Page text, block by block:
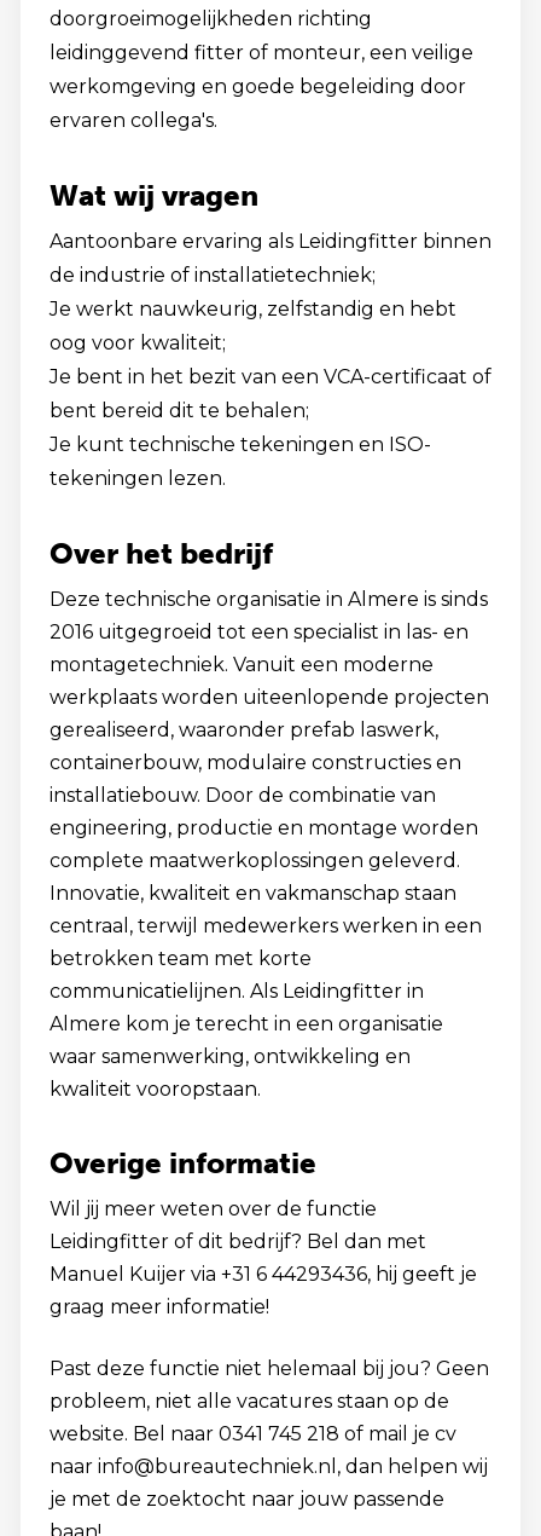
doorgroeimogelijkheden richting
leidinggevend fitter of monteur, een veilige
werkomgeving en goede begeleiding door
ervaren collega's.
Wat wij vragen
Aantoonbare ervaring als Leidingfitter binnen
de industrie of installatietechniek;
Je werkt nauwkeurig, zelfstandig en hebt
oog voor kwaliteit;
Je bent in het bezit van een VCA-certificaat of
bent bereid dit te behalen;
Je kunt technische tekeningen en ISO-
tekeningen lezen.
Over het bedrijf
Deze technische organisatie in Almere is sinds
2016 uitgegroeid tot een specialist in las- en
montagetechniek. Vanuit een moderne
werkplaats worden uiteenlopende projecten
gerealiseerd, waaronder prefab laswerk,
containerbouw, modulaire constructies en
installatiebouw. Door de combinatie van
engineering, productie en montage worden
complete maatwerkoplossingen geleverd.
Innovatie, kwaliteit en vakmanschap staan
centraal, terwijl medewerkers werken in een
betrokken team met korte
communicatielijnen. Als Leidingfitter in
Almere kom je terecht in een organisatie
waar samenwerking, ontwikkeling en
kwaliteit vooropstaan.
Overige informatie
Wil jij meer weten over de functie
Leidingfitter of dit bedrijf? Bel dan met
Manuel Kuijer via +31 6 44293436, hij geeft je
graag meer informatie!
Past deze functie niet helemaal bij jou? Geen
probleem, niet alle vacatures staan op de
website. Bel naar 0341 745 218 of mail je cv
naar info@bureautechniek.nl, dan helpen wij
je met de zoektocht naar jouw passende